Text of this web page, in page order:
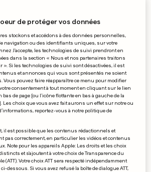
de l'Octave est de
Knuedler
MMA
faire le poids
0 12 5
de protéger vos données
stockons et accédons à des données personnelles,
navigation ou des identifiants uniques, sur votre
J'accepte, les technologies de suivi prendront en
dans la section « Nous et nos partenaires traitons
». Si les technologies de suivi sont désactivées, il est
et annonces qui vous sont présentés ne soient
Vous pouvez faire réapparaître ce menu pour modifier
consentement à tout moment en cliquant sur le lien
bas de page [ou l'icône flottante en bas à gauche de la
Les choix que vous avez fait aurons un effet sur notre ou
reportez-vous à notre politique de
il est possible que les contenus rédactionnels et
pas correctement, en particulier les vidéos et contenus
Note pour les appareils Apple: Les droits et les choix
et s'ajoutent à votre choix de Transparence du
(ATT). Votre choix ATT sera respecté indépendamment
dessous. Si vous avez refusé la boîte de dialogue ATT,